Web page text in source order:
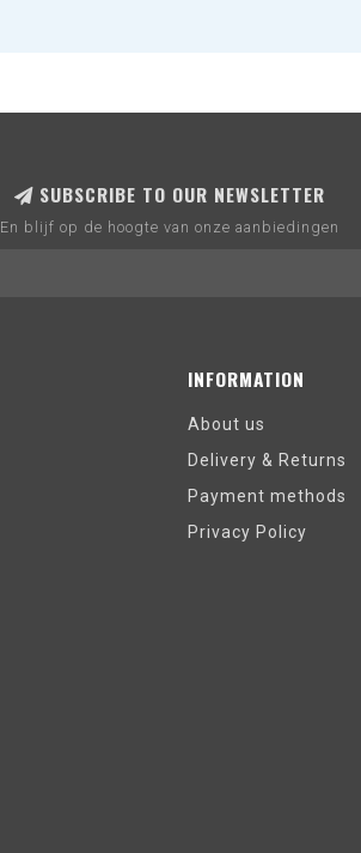
SUBSCRIBE TO OUR NEWSLETTER
En blijf op de hoogte van onze aanbiedingen
INFORMATION
About us
Delivery & Returns
Payment methods
Privacy Policy